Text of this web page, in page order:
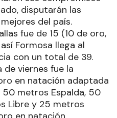
disputarán las
del país.
fue de 15 (10 de oro,
Formosa llega al
con un total de 39.
de viernes fue la
en natación adaptada
50 metros Espalda, 50
Libre y 25 metros